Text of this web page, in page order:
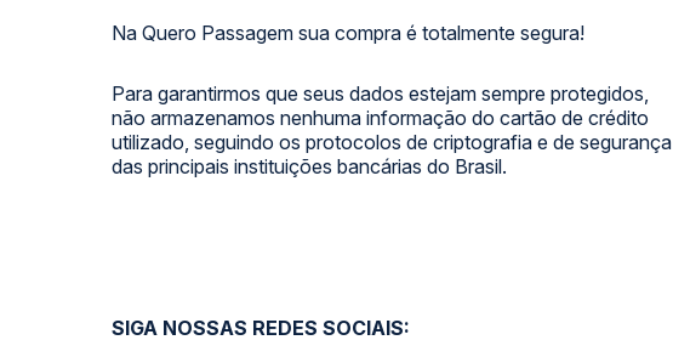
Na Quero Passagem sua compra é totalmente segura!
Para garantirmos que seus dados estejam sempre protegidos,
não armazenamos nenhuma informação do cartão de crédito
utilizado, seguindo os protocolos de criptografia e de segurança
das principais instituições bancárias do Brasil.
SIGA NOSSAS REDES SOCIAIS: